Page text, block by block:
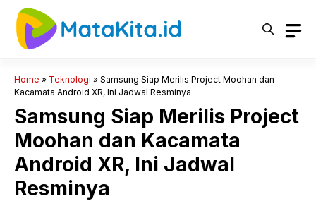
Langsung
Home » Teknologi » Samsung Siap Merilis Project Moohan dan
Kacamata Android XR, Ini Jadwal Resminya
Samsung Siap Merilis Project
Moohan dan Kacamata
Android XR, Ini Jadwal
Resminya